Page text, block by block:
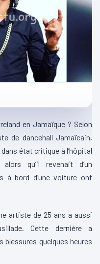
en Jamaïque ? Selon
de dancehall Jamaïcain,
état critique à l’hôpital
qu’il revenait d’un
à bord d’une voiture ont
artiste de 25 ans a aussi
Cette dernière a
blessures quelques heures